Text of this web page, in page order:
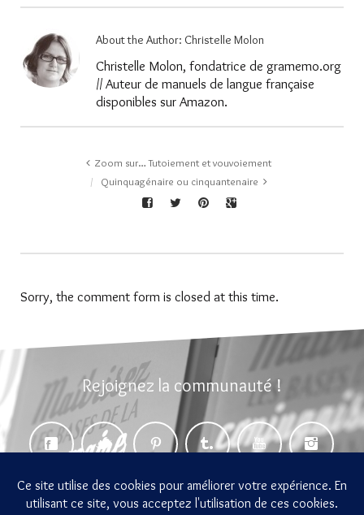
About the Author: Christelle Molon
Christelle Molon, fondatrice de gramemo.org
// Auteur de manuels de langue française
disponibles sur Amazon.
Zoom sur… Tutoiement et vouvoiement
Quinquagénaire ou cinquantenaire
Sorry, the comment form is closed at this time.
Rejoignez la communauté !